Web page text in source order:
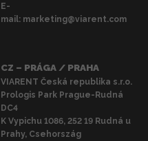
E-
mail: marketing@viarent.com
CZ – PRÁGA / PRAHA
VIARENT Česká republika s.r.o.
Prologis Park Prague-Rudná
DC4
K Vypichu 1086, 252 19 Rudná u
Prahy, Csehország